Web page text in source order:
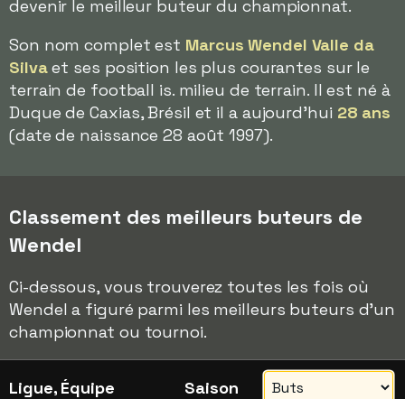
devenir le meilleur buteur du championnat.
Son nom complet est Marcus Wendel Valle da
Silvaet ses position les plus courantes sur le
terrain de football is. milieu de terrain. Il est né à
Duque de Caxias, Brésil et il a aujourd'hui 28 ans
(date de naissance 28 août 1997).
Classement des meilleurs buteurs de
Wendel
Ci-dessous, vous trouverez toutes les fois où
Wendel a figuré parmi les meilleurs buteurs d'un
championnat ou tournoi.
Ligue, Équipe Saison